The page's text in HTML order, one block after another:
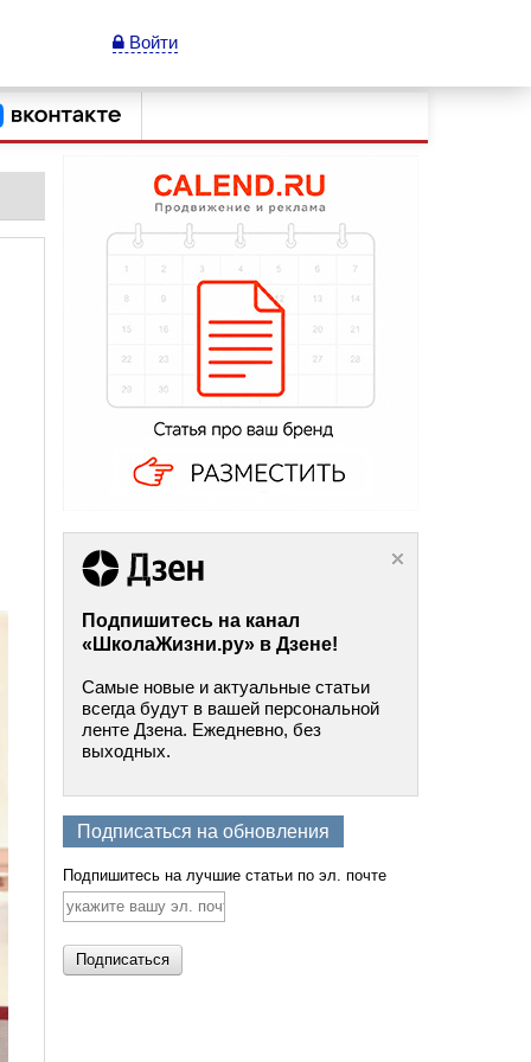
Войти
Подпишитесь на канал
«ШколаЖизни.ру» в Дзене!
Самые новые и актуальные статьи
всегда будут в вашей персональной
ленте Дзена. Ежедневно, без
выходных.
Подписаться на обновления
Подпишитесь на лучшие статьи по эл. почте